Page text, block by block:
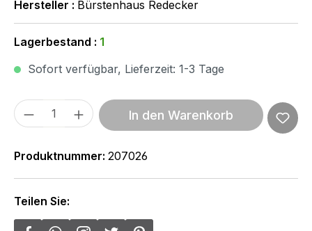
Hersteller : Bürstenhaus Redecker
Lagerbestand : 1
Sofort verfügbar, Lieferzeit: 1-3 Tage
Produkt Anzahl: Gib den gewünschten
In den Warenkorb
Produktnummer: 207026
Teilen Sie: